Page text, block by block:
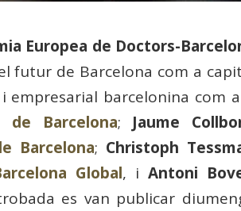
Europea de Doctors-
futur de Barcelona com a
empresarial barcelonina com
de Barcelona; Jaume
Barcelona; Christoph
Global, i Antoni
es van publicar